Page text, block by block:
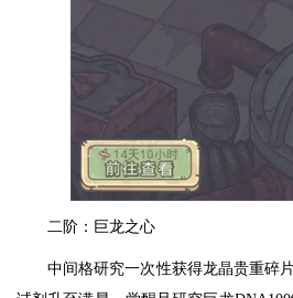
二阶：巨龙之心
中间格研究一次性获得龙晶贵重碎